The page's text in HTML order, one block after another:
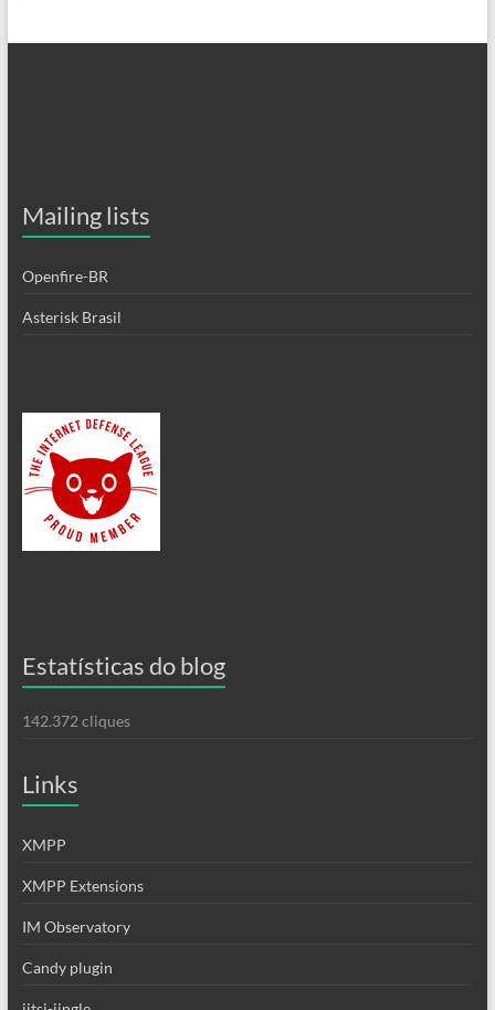
Mailing lists
Openfire-BR
Asterisk Brasil
Estatísticas do blog
142.372 cliques
Links
XMPP
XMPP Extensions
IM Observatory
Candy plugin